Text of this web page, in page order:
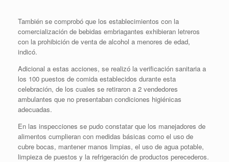
También se comprobó que los establecimientos con la
comercialización de bebidas embriagantes exhibieran letreros
con la prohibición de venta de alcohol a menores de edad,
indicó.
Adicional a estas acciones, se realizó la verificación sanitaria a
los 100 puestos de comida establecidos durante esta
celebración, de los cuales se retiraron a 2 vendedores
ambulantes que no presentaban condiciones higiénicas
adecuadas.
En las inspecciones se pudo constatar que los manejadores de
alimentos cumplieran con medidas básicas como el uso de
cubre bocas, mantener manos limpias, el uso de agua potable,
limpieza de puestos y la refrigeración de productos perecederos.